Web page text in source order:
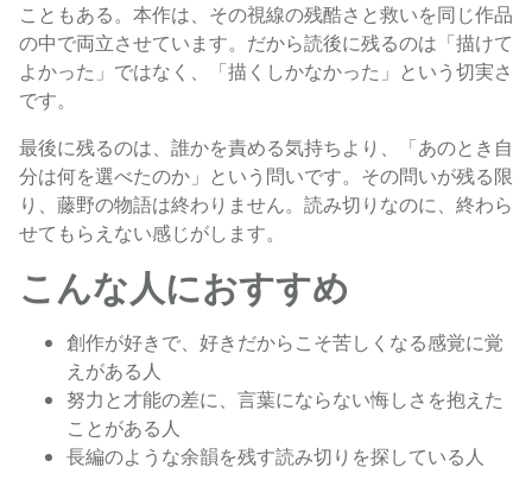
こともある。本作は、その視線の残酷さと救いを同じ作品
の中で両立させています。だから読後に残るのは「描けて
よかった」ではなく、「描くしかなかった」という切実さ
です。
最後に残るのは、誰かを責める気持ちより、「あのとき自
分は何を選べたのか」という問いです。その問いが残る限
り、藤野の物語は終わりません。読み切りなのに、終わら
せてもらえない感じがします。
こんな人におすすめ
創作が好きで、好きだからこそ苦しくなる感覚に覚
えがある人
努力と才能の差に、言葉にならない悔しさを抱えた
ことがある人
長編のような余韻を残す読み切りを探している人